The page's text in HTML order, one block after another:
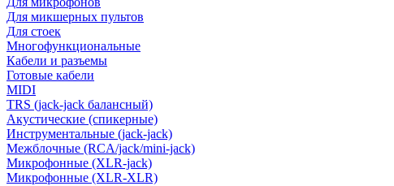
Для микшерных пультов
Для стоек
Многофункциональные
Кабели и разъемы
Готовые кабели
MIDI
TRS (jack-jack балансный)
Акустические (спикерные)
Инструментальные (jack-jack)
Межблочные (RCA/jack/mini-jack)
Микрофонные (XLR-jack)
Микрофонные (XLR-XLR)